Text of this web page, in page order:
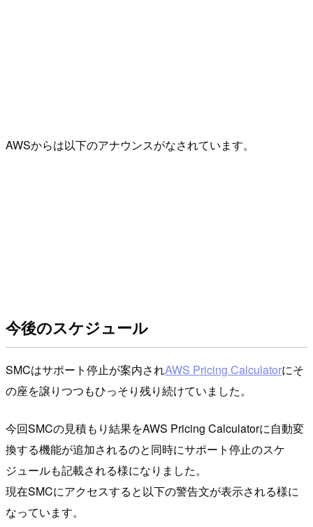
AWSからは以下のアナウンスがなされています。
今後のスケジュール
SMCはサポート停止が案内されAWS Pricing Calculatorにそ
の座を譲りつつもひっそり残り続けていました。
今回SMCの見積もり結果をAWS Pricing Calculatorに自動変
換する機能が追加されるのと同時にサポート停止のスケ
ジュールも記載される様になりました。
現在SMCにアクセスすると以下の警告文が表示される様に
なっています。